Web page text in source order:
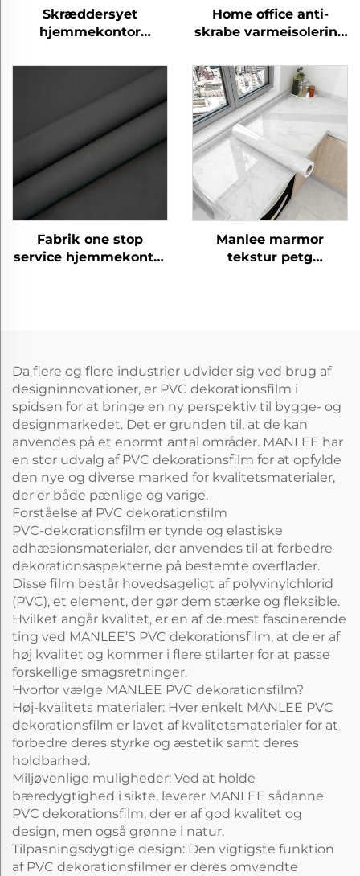
Skræddersyet
hjemmekontor
dekorative træ korn
soveværelse stue
køkken skab
Home office anti-
skrabe varmeisolering
møbler dekorative
hudfølsomme film
Fabrik one stop
service hjemmekontor
Manlee marmor
tekstur petg
Da flere og flere industrier udvider sig ved brug af
designinnovationer, er PVC dekorationsfilm i
spidsen for at bringe en ny perspektiv til bygge- og
designmarkedet. Det er grunden til, at de kan
anvendes på et enormt antal områder. MANLEE har
en stor udvalg af PVC dekorationsfilm for at opfylde
den nye og diverse marked for kvalitetsmaterialer,
der er både pænlige og varige.
Forståelse af PVC dekorationsfilm
PVC-dekorationsfilm er tynde og elastiske
adhæsionsmaterialer, der anvendes til at forbedre
dekorationsaspekterne på bestemte overflader.
Disse film består hovedsageligt af polyvinylchlorid
(PVC), et element, der gør dem stærke og fleksible.
Hvilket angår kvalitet, er en af de mest fascinerende
ting ved MANLEE’S PVC dekorationsfilm, at de er af
høj kvalitet og kommer i flere stilarter for at passe
forskellige smagsretninger.
Hvorfor vælge MANLEE PVC dekorationsfilm?
Høj-kvalitets materialer: Hver enkelt MANLEE PVC
dekorationsfilm er lavet af kvalitetsmaterialer for at
forbedre deres styrke og æstetik samt deres
holdbarhed.
Miljøvenlige muligheder: Ved at holde
bæredygtighed i sikte, leverer MANLEE sådanne
PVC dekorationsfilm, der er af god kvalitet og
design, men også grønne i natur.
Tilpasningsdygtige design: Den vigtigste funktion
af PVC dekorationsfilmer er deres omvendte